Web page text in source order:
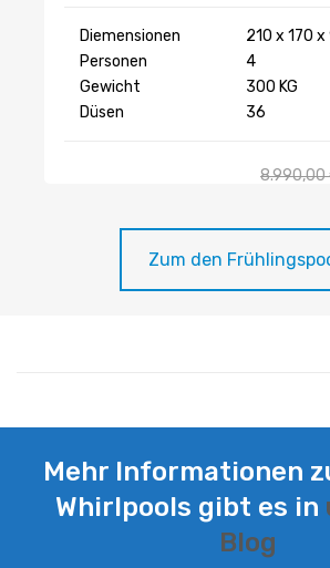
Diemensionen
210 x 170 x
Personen
4
Gewicht
300 KG
Düsen
36
8.990,00
Zum den
Mehr Informationen
Whirlpools gibt es in
Blog